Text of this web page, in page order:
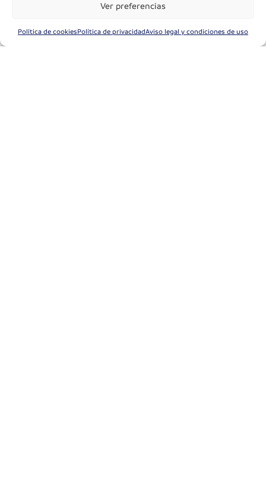
Ver preferencias
Política de cookiesPolítica de privacidadAviso legal y condiciones de uso